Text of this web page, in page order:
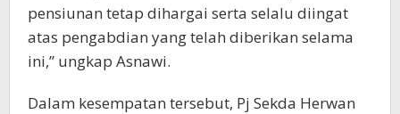
pensiunan tetap dihargai serta selalu diingat
atas pengabdian yang telah diberikan selama
ini,” ungkap Asnawi.
Dalam kesempatan tersebut, Pj Sekda Herwan